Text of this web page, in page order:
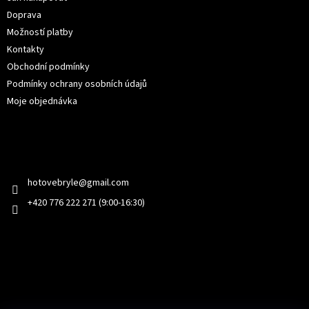
Doprava
Možností platby
Kontakty
Obchodní podmínky
Podmínky ochrany osobních údajů
Moje objednávka
hotovebryle@gmail.com
+420 776 222 271 (9:00-16:30)